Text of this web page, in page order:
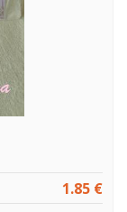
1.85 €